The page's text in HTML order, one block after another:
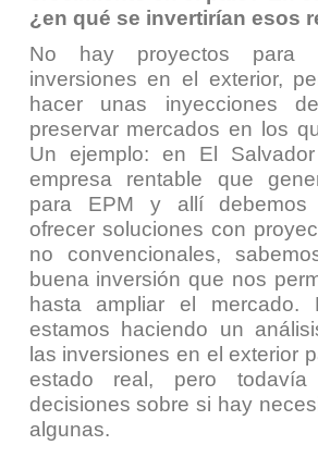
¿en qué se invertirían esos
No hay proyectos para
inversiones en el exterior,
hacer unas inyecciones
preservar mercados en los
Un ejemplo: en El
empresa rentable que
para EPM y allí debemos
ofrecer soluciones con
no convencionales,
buena inversión que nos
hasta ampliar el mercado.
estamos haciendo un
las inversiones en el exterior
estado real, pero todavía
decisiones sobre si hay
algunas.